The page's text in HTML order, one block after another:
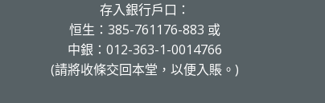
存入銀行戶口：
恒生：385-761176-883 或
中銀：012-363-1-0014766
(請將收條交回本堂，以便入賬。)